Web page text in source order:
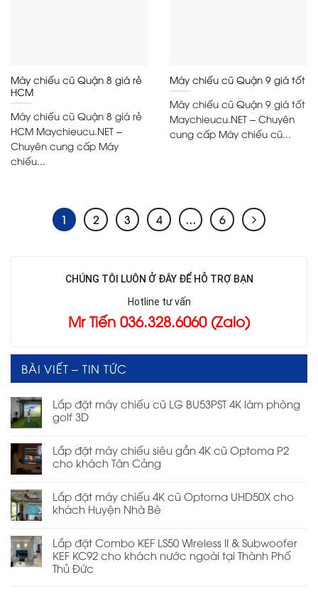
CHÚNG TÔI LUÔN Ở ĐÂY ĐỂ HỖ TRỢ BẠN
Hotline tư vấn
Mr Tiến 036.328.6060 (Zalo)
BÀI VIẾT – TIN TỨC
Lắp đặt máy chiếu cũ LG BU53PST 4K làm phòng
golf 3D
Lắp đặt máy chiếu siêu gần 4K cũ Optoma P2
cho khách Tân Cảng
Lắp đặt máy chiếu 4K cũ Optoma UHD50X cho
khách Huyện Nhà Bè
Lắp đặt Combo KEF LS50 Wireless II & Subwoofer
KEF KC92 cho khách nước ngoài tại Thành Phố
Thủ Đức
Máy chiếu cũ Quận 8 giá rẻ
HCM
Máy chiếu cũ Quận 8 giá rẻ
HCM Maychieucu.NET –
Chuyên cung cấp Máy
chiếu...
Máy chiếu cũ Quận 9 giá tốt
Máy chiếu cũ Quận 9 giá tốt
Maychieucu.NET – Chuyên
cung cấp Máy chiếu cũ...
1 2 3 4 … 6